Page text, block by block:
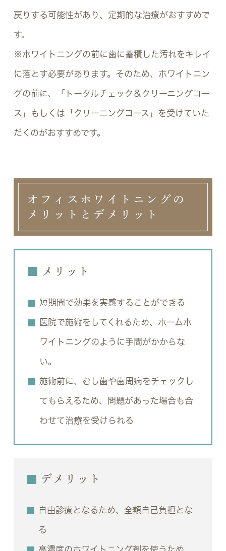
戻りする可能性があり、定期的な治療がおすすめで
す。
※ホワイトニングの前に歯に蓄積した汚れをキレイ
に落とす必要があります。そのため、ホワイトニン
グの前に、「トータルチェック＆クリーニングコー
ス」もしくは「クリーニングコース」を受けていた
だくのがおすすめです。
オフィスホワイトニングの
メリットとデメリット
メリット
短期間で効果を実感することができる
医院で施術をしてくれるため、ホームホ
ワイトニングのように手間がかからな
い。
施術前に、むし歯や歯周病をチェックし
てもらえるため、問題があった場合も合
わせて治療を受けられる
デメリット
自由診療となるため、全額自己負担とな
る